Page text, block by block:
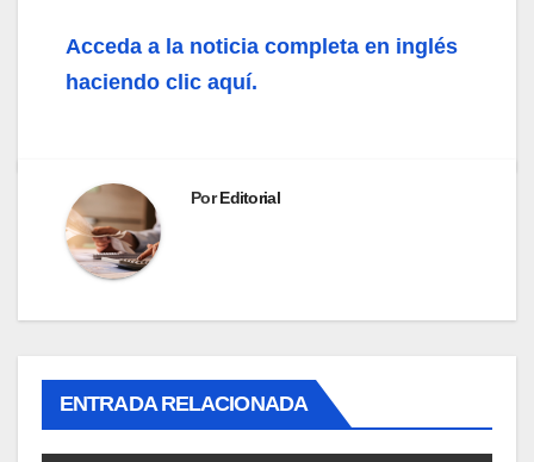
Acceda a la noticia completa en inglés
haciendo clic aquí.
PorEditorial
ENTRADA RELACIONADA